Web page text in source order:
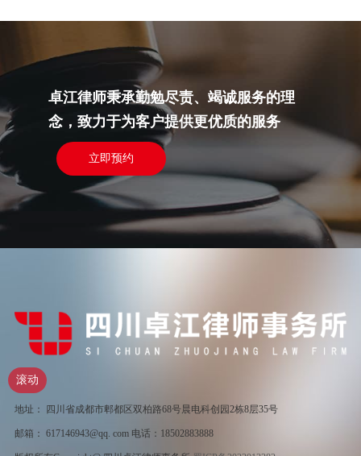
卓江律师秉承勤勉尽责、竭诚服务的理
念，致力于为客户提供更优质的服务
立即预约
地址： 四川省成都市郫都区双柏路68号晨电科创园2栋8层35号
邮箱： 617146943@qq. com 电话：18502883888
滚动